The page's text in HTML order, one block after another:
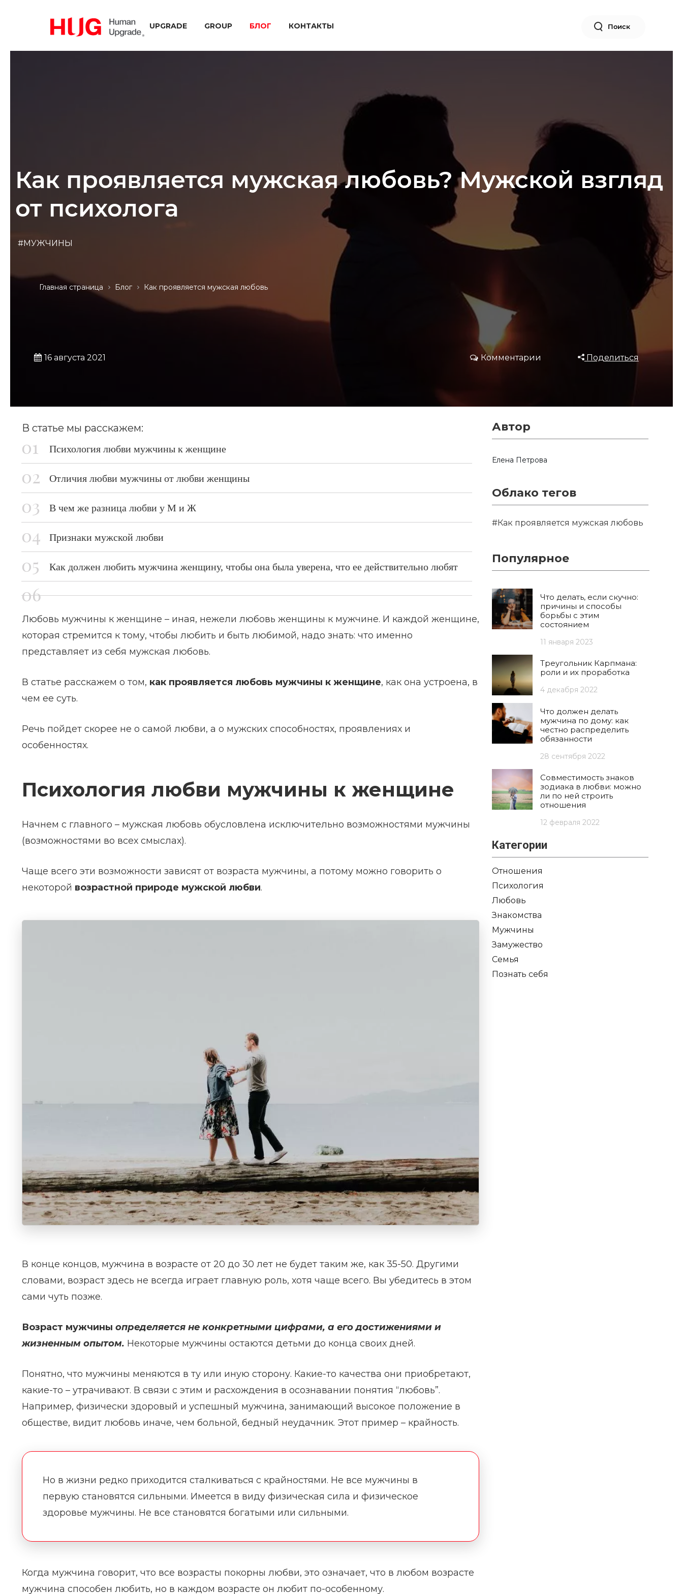
UPGRADE GROUP БЛОГ КОНТАКТЫ Поиск
Главная страница Блог Как проявляется мужская любовь
Как проявляется мужская любовь? Мужской взгляд
от психолога
#МУЖЧИНЫ
16 августа 2021 Комментарии Поделиться
В статье мы расскажем:
Психология любви мужчины к женщине
Отличия любви мужчины от любви женщины
В чем же разница любви у М и Ж
Признаки мужской любви
Как должен любить мужчина женщину, чтобы она была уверена, что ее действительно любят
Любовь мужчины к женщине – иная, нежели любовь женщины к мужчине. И каждой женщине,
которая стремится к тому, чтобы любить и быть любимой, надо знать: что именно
представляет из себя мужская любовь.
В статье расскажем о том, как проявляется любовь мужчины к женщине, как она устроена, в
чем ее суть.
Речь пойдет скорее не о самой любви, а о мужских способностях, проявлениях и
особенностях.
Психология любви мужчины к женщине
Начнем с главного – мужская любовь обусловлена исключительно возможностями мужчины
(возможностями во всех смыслах).
Чаще всего эти возможности зависят от возраста мужчины, а потому можно говорить о
некоторой возрастной природе мужской любви.
В конце концов, мужчина в возрасте от 20 до 30 лет не будет таким же, как 35-50. Другими
словами, возраст здесь не всегда играет главную роль, хотя чаще всего. Вы убедитесь в этом
сами чуть позже.
Возраст мужчины определяется не конкретными цифрами, а его достижениями и
жизненным опытом. Некоторые мужчины остаются детьми до конца своих дней.
Понятно, что мужчины меняются в ту или иную сторону. Какие-то качества они приобретают,
какие-то – утрачивают. В связи с этим и расхождения в осознавании понятия “любовь”.
Например, физически здоровый и успешный мужчина, занимающий высокое положение в
обществе, видит любовь иначе, чем больной, бедный неудачник. Этот пример – крайность.
Но в жизни редко приходится сталкиваться с крайностями. Не все мужчины в
первую становятся сильными. Имеется в виду физическая сила и физическое
здоровье мужчины. Не все становятся богатыми или сильными.
Когда мужчина говорит, что все возрасты покорны любви, это означает, что в любом возрасте
мужчина способен любить, но в каждом возрасте он любит по-особенному.
Автор
Елена Петрова
Облако тегов
#Как проявляется мужская любовь
Популярное
Что делать, если скучно:
причины и способы
борьбы с этим
состоянием
11 января 2023
Треугольник Карпмана:
роли и их проработка
4 декабря 2022
Что должен делать
мужчина по дому: как
честно распределить
обязанности
28 сентября 2022
Совместимость знаков
зодиака в любви: можно
ли по ней строить
отношения
12 февраля 2022
Категории
Отношения
Психология
Любовь
Знакомства
Мужчины
Замужество
Семья
Познать себя